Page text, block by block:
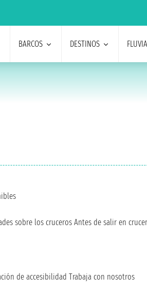
BARCOS DESTINOS
sobre los cruceros Antes de salir en
de accesibilidad Trabaja con nosotros